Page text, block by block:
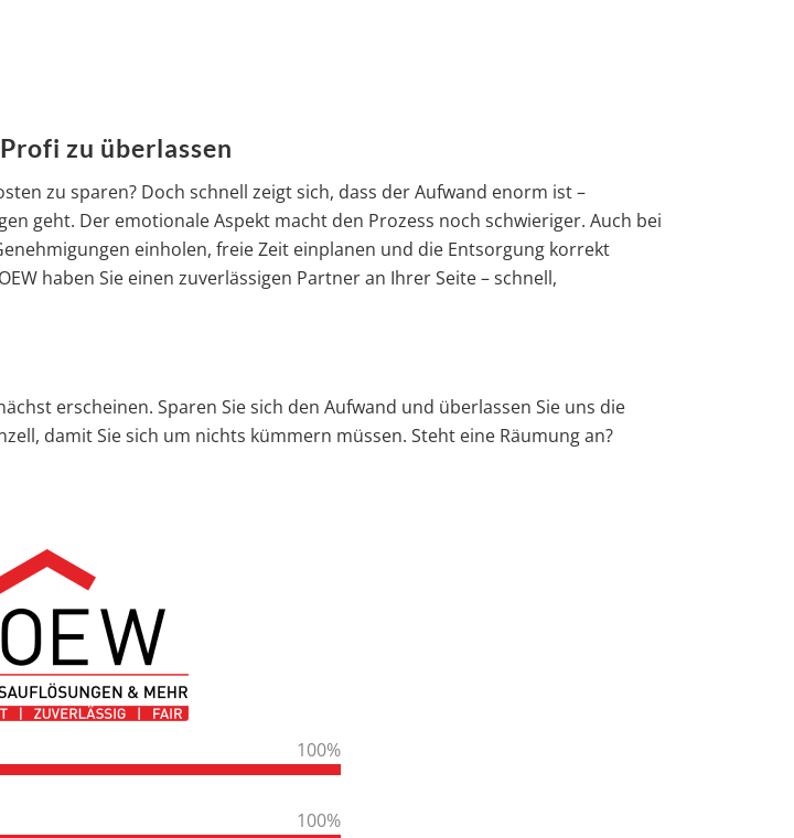
zu überlassen
zu sparen? Doch schnell zeigt sich, dass der Aufwand enorm ist –
geht. Der emotionale Aspekt macht den Prozess noch schwieriger. Auch bei
einholen, freie Zeit einplanen und die Entsorgung korrekt
haben Sie einen zuverlässigen Partner an Ihrer Seite – schnell,
erscheinen. Sparen Sie sich den Aufwand und überlassen Sie uns die
damit Sie sich um nichts kümmern müssen. Steht eine Räumung an?
100%
100%